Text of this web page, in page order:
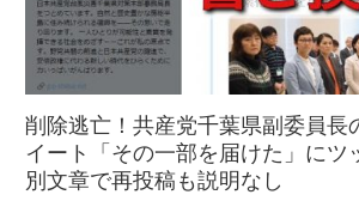
削除逃亡！共産党千葉県副委員長
イート「その一部を届けた」に
別文章で再投稿も説明なし